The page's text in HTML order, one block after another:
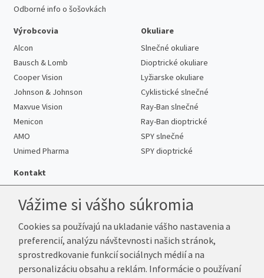
Odborné info o šošovkách
Výrobcovia
Alcon
Bausch & Lomb
Cooper Vision
Johnson & Johnson
Maxvue Vision
Menicon
AMO
Unimed Pharma
Okuliare
Slnečné okuliare
Dioptrické okuliare
Lyžiarske okuliare
Cyklistické slnečné
Ray-Ban slnečné
Ray-Ban dioptrické
SPY slnečné
SPY dioptrické
Kontakt
Telefón:+421 222 205 863
E-mail:info@k-sosovky.sk
Reklamačná adresa
Vážime si vášho súkromia
Cookies sa používajú na ukladanie vášho nastavenia a
preferencií, analýzu návštevnosti našich stránok,
sprostredkovanie funkcií sociálnych médií a na
personalizáciu obsahu a reklám. Informácie o používaní